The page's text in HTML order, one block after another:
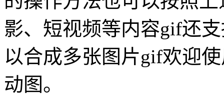
影、短视频等内容gif还
以合成多张图片gif欢迎
动图。